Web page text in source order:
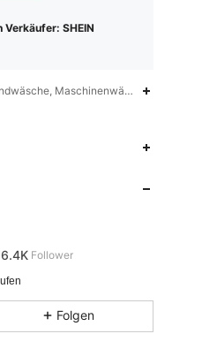
SHEIN
Maschinenwäsche, chemische
6.4K
Folgen